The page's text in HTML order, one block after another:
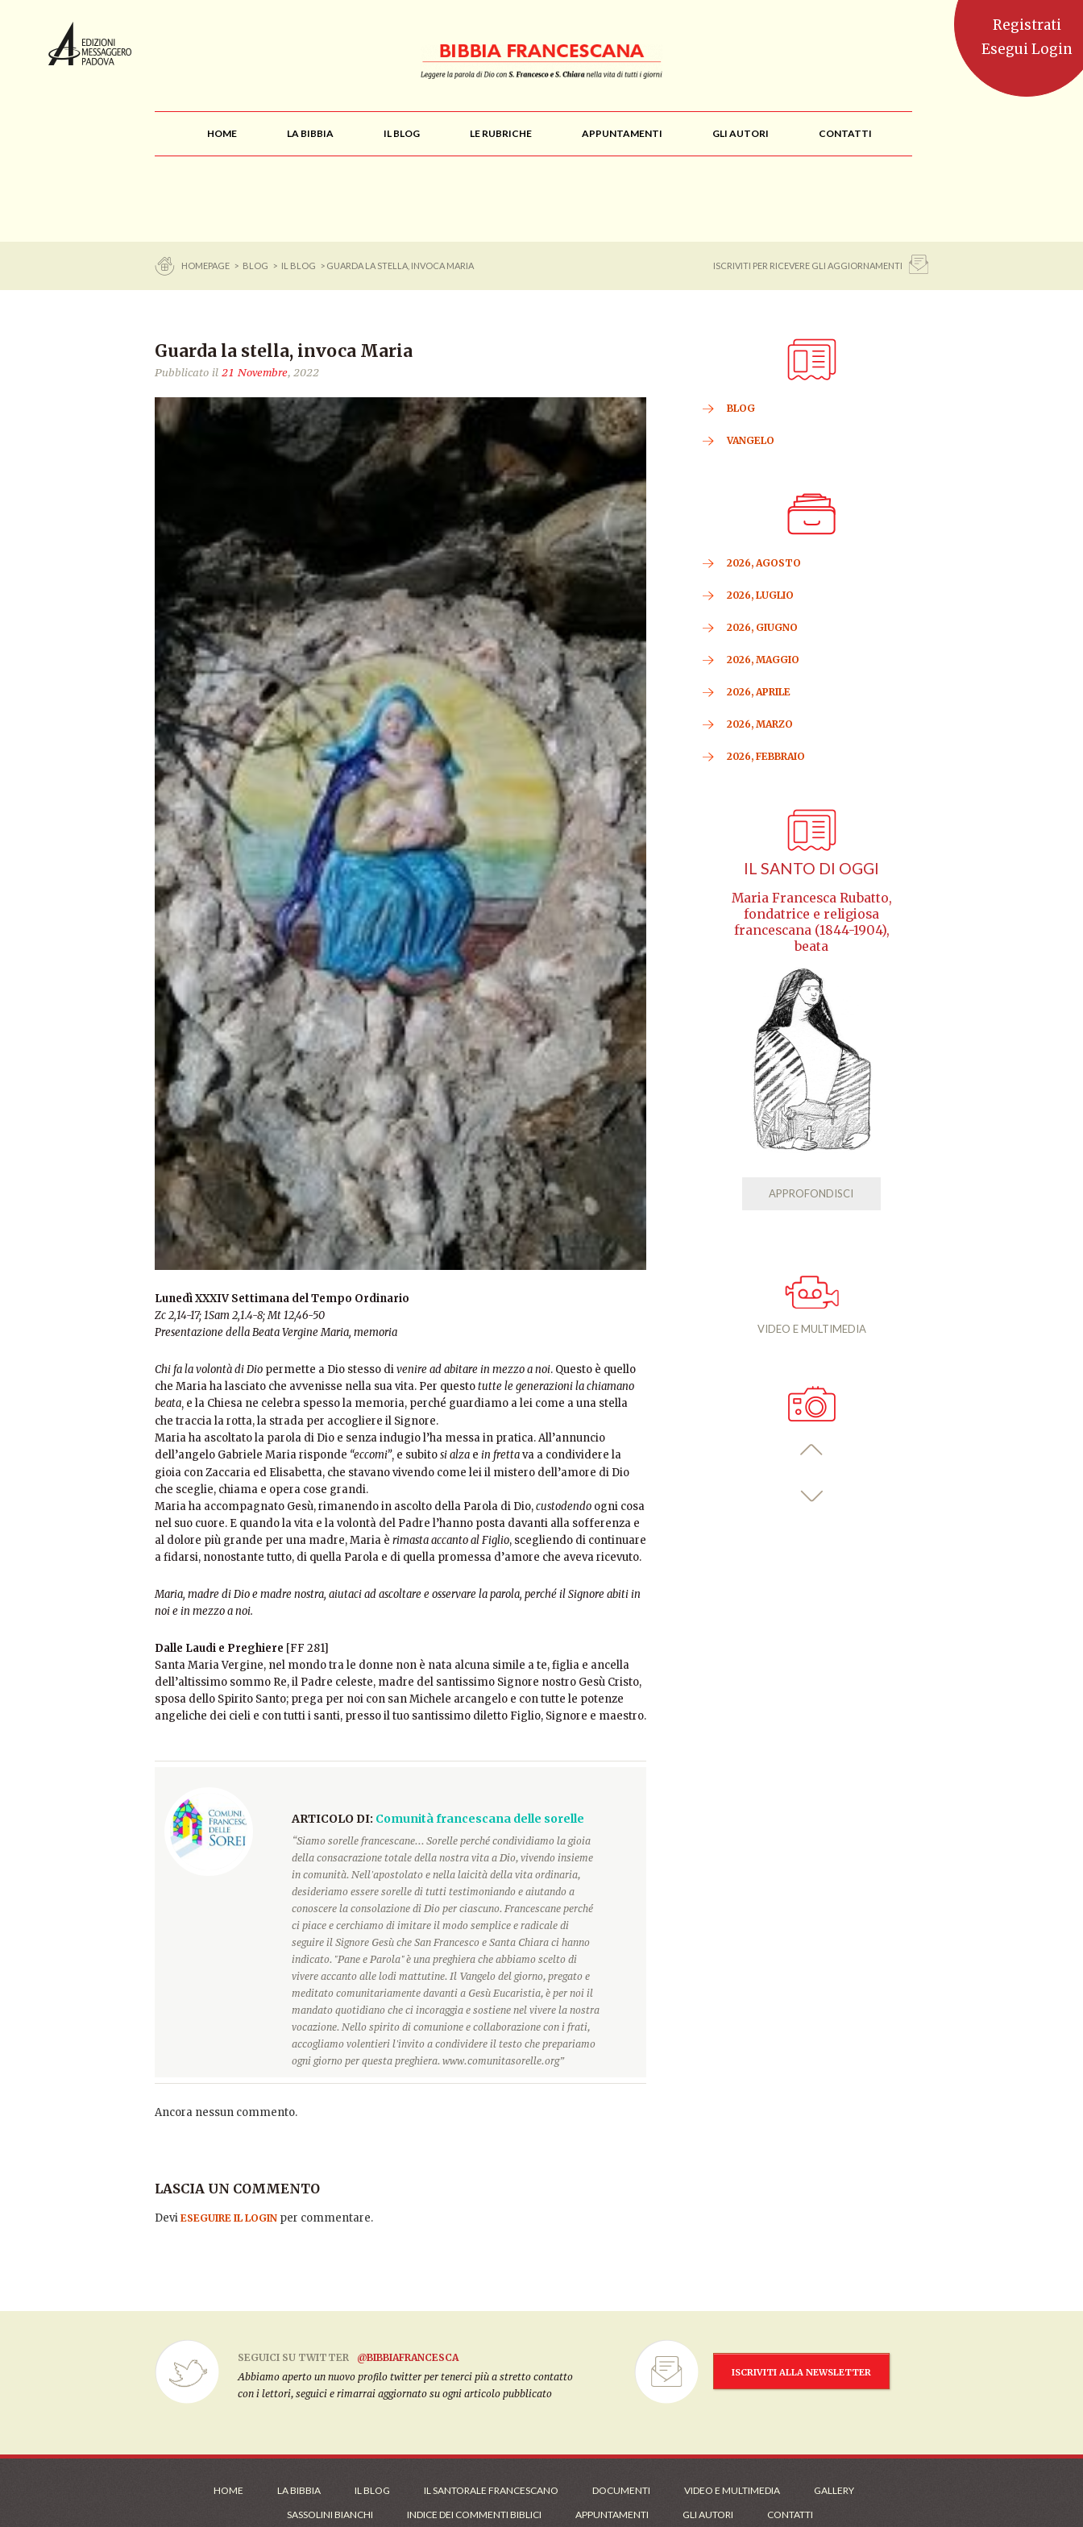
HOME LA BIBBIA IL BLOG LE RUBRICHE APPUNTAMENTI GLI AUTORI CONTATTI
HOMEPAGE > BLOG > IL BLOG > GUARDA LA STELLA, INVOCA MARIA ISCRIVITI PER RICEVERE GLI AGGIORNAMENTI
Guarda la stella, invoca Maria
Pubblicato il 21 Novembre, 2022
Lunedì XXXIV Settimana del Tempo Ordinario
Zc 2,14-17; 1Sam 2,1.4-8; Mt 12,46-50
Presentazione della Beata Vergine Maria, memoria
Chi fa la volontà di Dio permette a Dio stesso divenire ad abitare in mezzo a noi. Questo è quello
che Maria ha lasciato che avvenisse nella sua vita. Per questotutte le generazioni la chiamano
beata, e la Chiesa ne celebra spesso la memoria, perché guardiamo a lei come a una stella
che traccia la rotta, la strada per accogliere il Signore.
Maria ha ascoltato la parola di Dio e senza indugio l’ha messa in pratica. All’annuncio
dell’angelo Gabriele Maria risponde “eccomi”, e subitosi alza e in frettava a condividere la
gioia con Zaccaria ed Elisabetta, che stavano vivendo come lei il mistero dell’amore di Dio
che sceglie, chiama e opera cose grandi.
Maria ha accompagnato Gesù, rimanendo in ascolto della Parola di Dio,custodendo ogni cosa
nel suo cuore. E quando la vita e la volontà del Padre l’hanno posta davanti alla sofferenza e
al dolore più grande per una madre, Maria è rimasta accanto al Figlio, scegliendo di continuare
a fidarsi, nonostante tutto, di quella Parola e di quella promessa d’amore che aveva ricevuto.
Maria, madre di Dio e madre nostra, aiutaci ad ascoltare e osservare la parola, perché il Signore abiti in
noi e in mezzo a noi.
Dalle Laudi e Preghiere [FF 281]
Santa Maria Vergine, nel mondo tra le donne non è nata alcuna simile a te, figlia e ancella
dell’altissimo sommo Re, il Padre celeste, madre del santissimo Signore nostro Gesù Cristo,
sposa dello Spirito Santo; prega per noi con san Michele arcangelo e con tutte le potenze
angeliche dei cieli e con tutti i santi, presso il tuo santissimo diletto Figlio, Signore e maestro.
ARTICOLO DI: Comunità francescana delle sorelle
“Siamo sorelle francescane... Sorelle perché condividiamo la gioia
della consacrazione totale della nostra vita a Dio, vivendo insieme
in comunità. Nell'apostolato e nella laicità della vita ordinaria,
desideriamo essere sorelle di tutti testimoniando e aiutando a
conoscere la consolazione di Dio per ciascuno. Francescane perché
ci piace e cerchiamo di imitare il modo semplice e radicale di
seguire il Signore Gesù che San Francesco e Santa Chiara ci hanno
indicato. "Pane e Parola" è una preghiera che abbiamo scelto di
vivere accanto alle lodi mattutine. Il Vangelo del giorno, pregato e
meditato comunitariamente davanti a Gesù Eucaristia, è per noi il
mandato quotidiano che ci incoraggia e sostiene nel vivere la nostra
vocazione. Nello spirito di comunione e collaborazione con i frati,
accogliamo volentieri l'invito a condividere il testo che prepariamo
ogni giorno per questa preghiera. www.comunitasorelle.org”
Ancora nessun commento.
LASCIA UN COMMENTO
Devi ESEGUIRE IL LOGIN per commentare.
BLOG
VANGELO
2026, AGOSTO
2026, LUGLIO
2026, GIUGNO
2026, MAGGIO
2026, APRILE
2026, MARZO
2026, FEBBRAIO
IL SANTO DI OGGI
Maria Francesca Rubatto,
fondatrice e religiosa
francescana (1844-1904),
beata
APPROFONDISCI
VIDEO E MULTIMEDIA
SEGUICI SU TWITTER
@BIBBIAFRANCESCA
Abbiamo aperto un nuovo profilo twitter per tenerci più a stretto contatto
con i lettori, seguici e rimarrai aggiornato su ogni articolo pubblicato
ISCRIVITI ALLA NEWSLETTER
HOME LA BIBBIA IL BLOG IL SANTORALE FRANCESCANO DOCUMENTI VIDEO E MULTIMEDIA
GALLERY
SASSOLINI BIANCHI
INDICE DEI COMMENTI BIBLICI APPUNTAMENTI GLI AUTORI CONTATTI
Registrati
Esegui Login